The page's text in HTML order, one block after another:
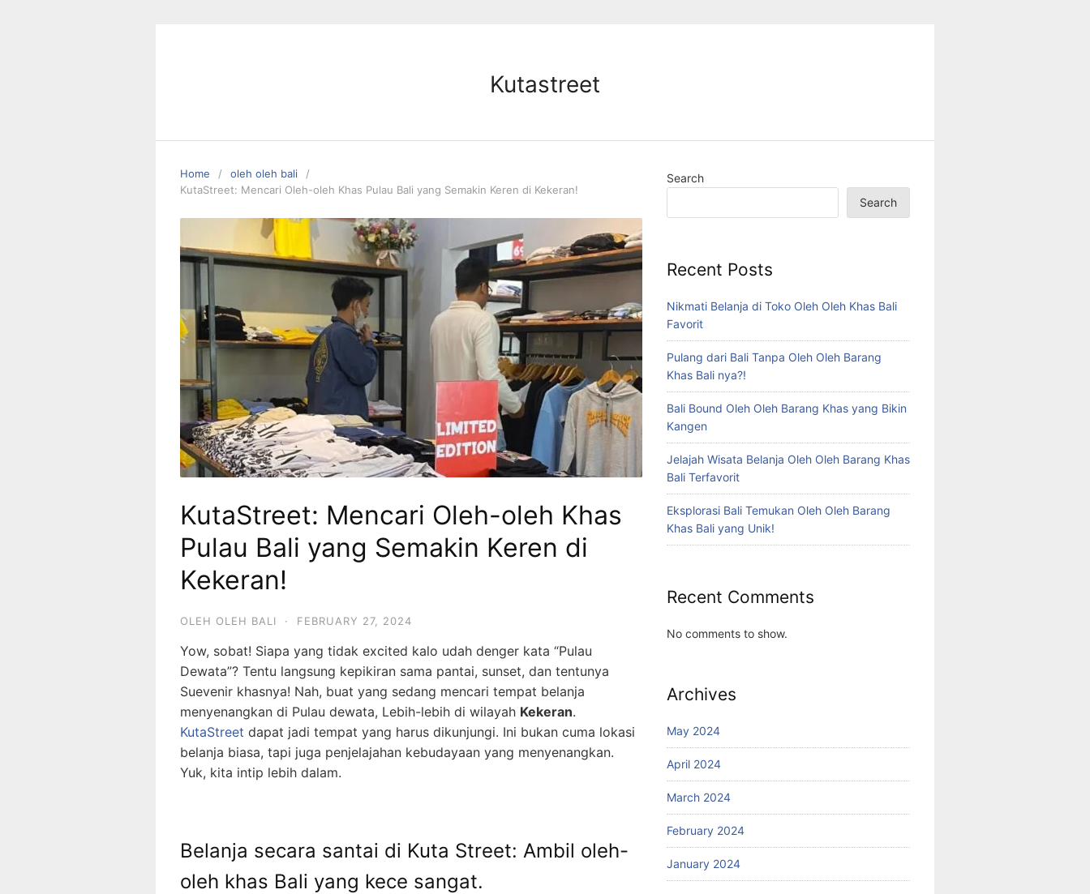
Kutastreet
Home
oleh oleh bali
KutaStreet: Mencari Oleh-oleh Khas Pulau Bali yang Semakin Keren di Kekeran!
KutaStreet: Mencari Oleh-oleh Khas
Pulau Bali yang Semakin Keren di
Kekeran!
OLEH OLEH BALI · FEBRUARY 27, 2024
Yow, sobat! Siapa yang tidak excited kalo udah denger kata “Pulau
Dewata”? Tentu langsung kepikiran sama pantai, sunset, dan tentunya
Suevenir khasnya! Nah, buat yang sedang mencari tempat belanja
menyenangkan di Pulau dewata, Lebih-lebih di wilayah Kekeran.
KutaStreet dapat jadi tempat yang harus dikunjungi. Ini bukan cuma lokasi
belanja biasa, tapi juga penjelajahan kebudayaan yang menyenangkan.
Yuk, kita intip lebih dalam.
Belanja secara santai di Kuta Street: Ambil oleh-
oleh khas Bali yang kece sangat.
Search
Search
Recent Posts
Nikmati Belanja di Toko Oleh Oleh Khas Bali
Favorit
Pulang dari Bali Tanpa Oleh Oleh Barang
Khas Bali nya?!
Bali Bound Oleh Oleh Barang Khas yang Bikin
Kangen
Jelajah Wisata Belanja Oleh Oleh Barang Khas
Bali Terfavorit
Eksplorasi Bali Temukan Oleh Oleh Barang
Khas Bali yang Unik!
Recent Comments
No comments to show.
Archives
May 2024
April 2024
March 2024
February 2024
January 2024